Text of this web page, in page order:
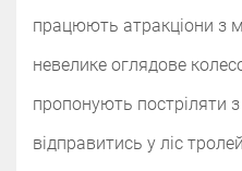
працюють атракціони з
невелике оглядове
пропонують постріляти
відправитись у ліс